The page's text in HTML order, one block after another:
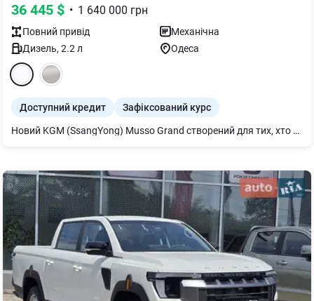
36 445 $ • 1 640 000 грн
Повний привід
Механічна
Дизель, 2.2 л Одеса
Доступний кредит Зафіксований курс
Новий KGM (SsangYong) Musso Grand створений для тих, хто очікує від автомобіля більше. Більше простору. Більше можливостей. Більше впевненості на будь-якому покритті. Завдяки міцній рамній конструкції, підключаємому повному приводу 4WD, вантажній платформі збільшеного об'єму та тяговому зусиллю до 3,5 тонни Musso Grand однаково впевнено почувається як у роботі, так і під час подорожей.